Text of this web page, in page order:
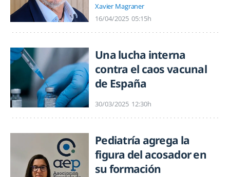
Xavier Magraner
16/04/2025 05:15h
Una lucha interna
contra el caos vacunal
de España
30/03/2025 12:30h
Pediatría agrega la
figura del acosador en
su formación